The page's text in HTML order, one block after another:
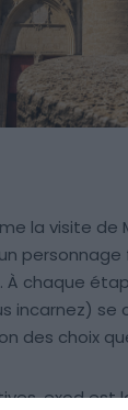
la visite de
chaque
incarnez) se
des choix
exod est